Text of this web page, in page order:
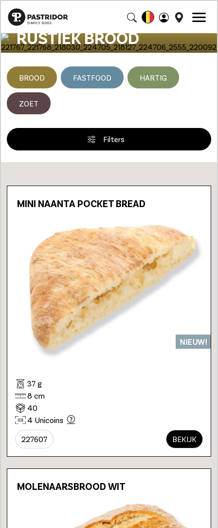
RUSTIEK BROOD
BROOD FASTFOOD HARTIG
ZOET
Filters
MINI NAANTA POCKET BREAD
NIEUW!
37 g
8 cm
40
4 Unicoins
227607 BEKIJK
MOLENAARSBROOD WIT
Loading...